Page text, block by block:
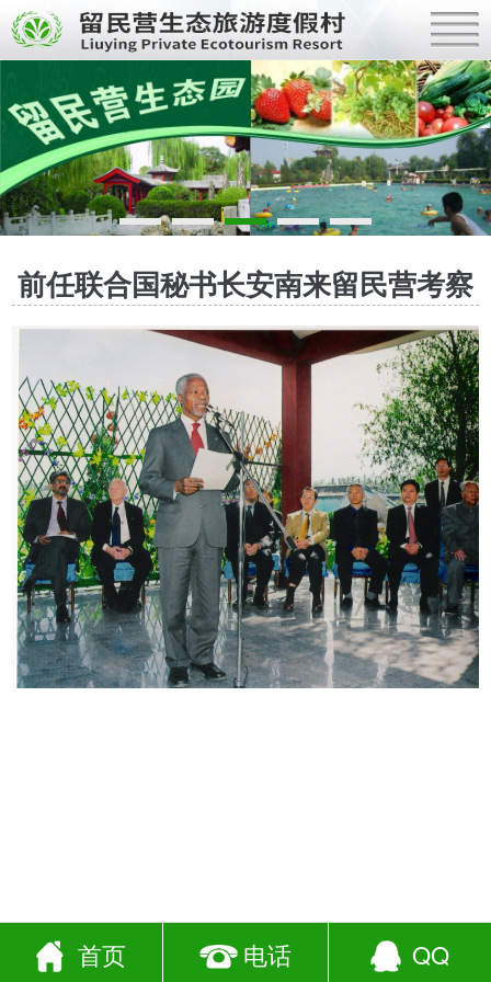
前任联合国秘书长安南来留民营考察
首页 电话 QQ